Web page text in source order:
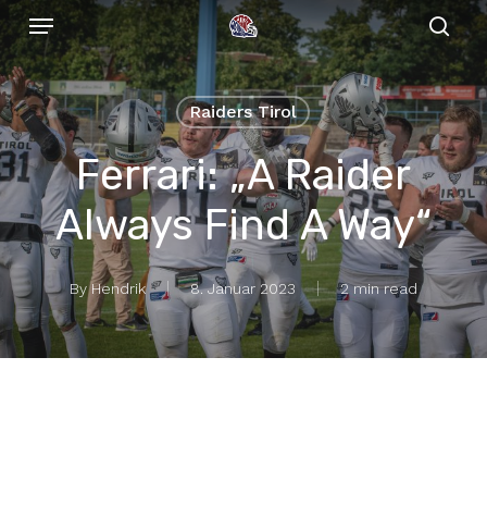
Skip
to
main
content
Menu
Raiders Tirol
Ferrari: „A Raider
Always Find A Way“
By Hendrik 8. Januar 2023 2 min read